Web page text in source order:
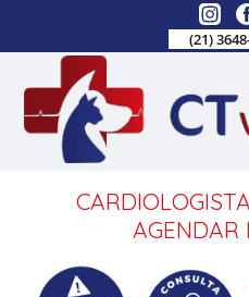
(21)
AGENDAR